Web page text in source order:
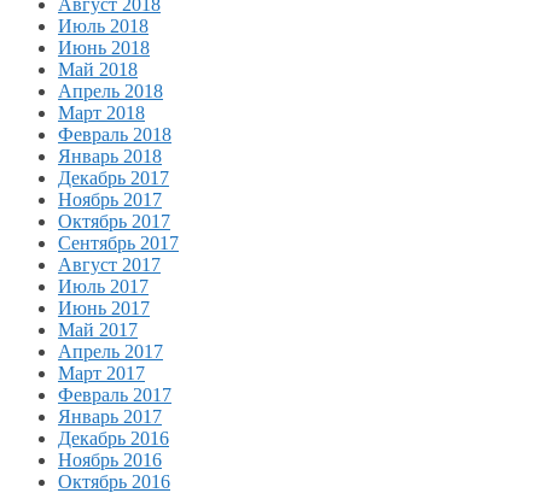
Август 2018
Июль 2018
Июнь 2018
Май 2018
Апрель 2018
Март 2018
Февраль 2018
Январь 2018
Декабрь 2017
Ноябрь 2017
Октябрь 2017
Сентябрь 2017
Август 2017
Июль 2017
Июнь 2017
Май 2017
Апрель 2017
Март 2017
Февраль 2017
Январь 2017
Декабрь 2016
Ноябрь 2016
Октябрь 2016